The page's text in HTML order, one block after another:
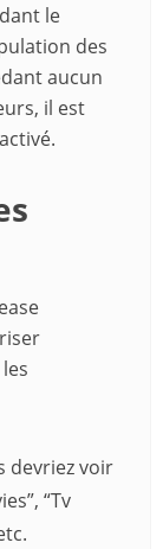
le
des
aucun
il est
devriez voir
“Tv